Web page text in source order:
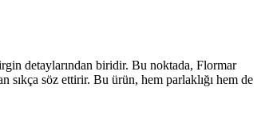
detaylarından biridir. Bu noktada, Flormar
sıkça söz ettirir. Bu ürün, hem parlaklığı hem de